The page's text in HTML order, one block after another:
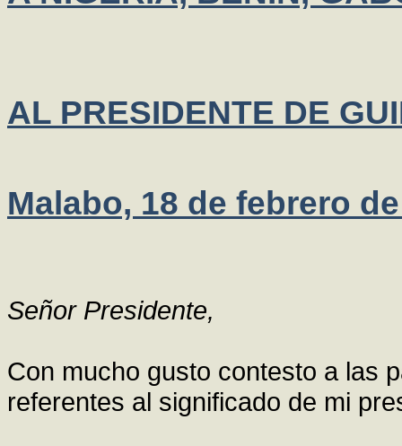
AL PRESIDENTE DE
Malabo, 18 de febrero
Señor Presidente,
Con mucho gusto contesto a las
referentes al significado de mi